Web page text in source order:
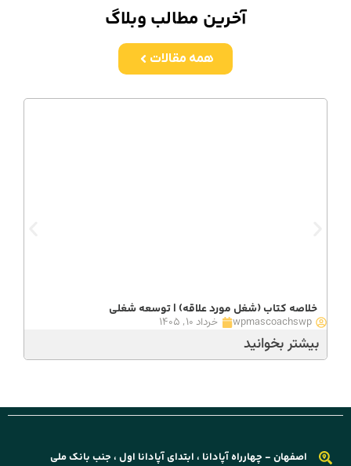
آخرین مطالب وبلاگ
همه مقالات
خلاصه کتاب (شغل مورد علاقه) | توسعه شغلی
wpmascoachswp خرداد ۱۰, ۱۴۰۵
بیشتر بخوانید
اصفهان - چهارراه آپادانا ، ابتدای آپادانا اول ، جنب بانک ملی